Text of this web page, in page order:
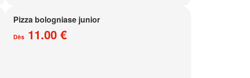
Pizza bologniase junior
Dès 11.00 €